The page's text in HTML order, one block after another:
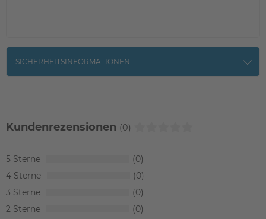
SICHERHEITSINFORMATIONEN
Kundenrezensionen (0)
5
0
4
0
3
0
2
0